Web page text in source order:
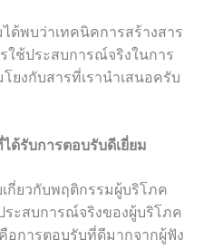
ด้พบว่าเทคนิคการสร้างสาร
ช้ประสบการณ์จริงในการ
โยงกับสารที่เรานำเสนอครับ
ด้รับการตอบรับดีเยี่ยม
กี่ยวกับพฤติกรรมผู้บริโภค
ระสบการณ์จริงของผู้บริโภค
อการตอบรับที่ดีมากจากผู้ฟัง